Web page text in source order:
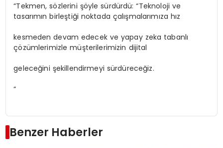
“Tekmen, sözlerini şöyle sürdürdü: “Teknoloji ve
tasarımın birleştiği noktada çalışmalarımıza hız
kesmeden devam edecek ve yapay zeka tabanlı
çözümlerimizle müşterilerimizin dijital
geleceğini şekillendirmeyi sürdüreceğiz.
“
Benzer Haberler